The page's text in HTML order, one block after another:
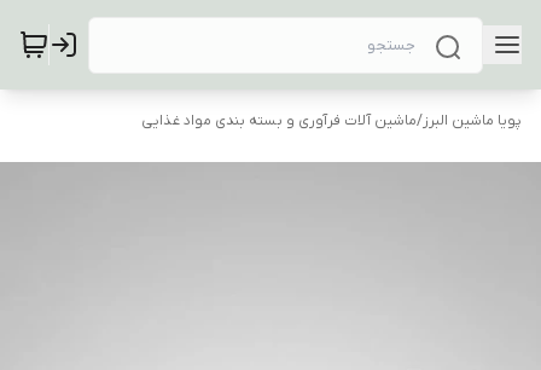
پویا ماشین البرز/ماشین آلات فرآوری و بسته بندی مواد غذایی